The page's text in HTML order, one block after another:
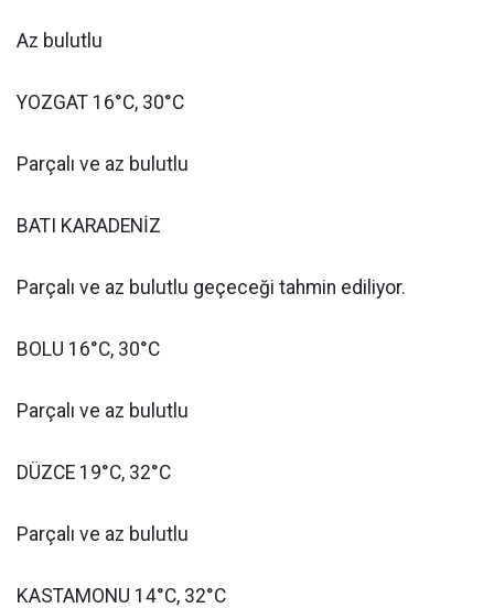
Az bulutlu
YOZGAT 16°C, 30°C
Parçalı ve az bulutlu
BATI KARADENİZ
Parçalı ve az bulutlu geçeceği tahmin ediliyor.
BOLU 16°C, 30°C
Parçalı ve az bulutlu
DÜZCE 19°C, 32°C
Parçalı ve az bulutlu
KASTAMONU 14°C, 32°C